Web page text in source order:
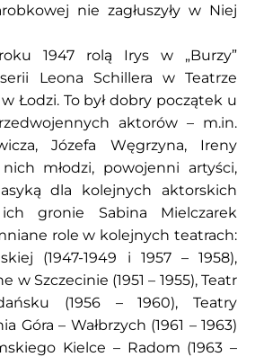
nie zagłuszyły w Niej
1947 rolą Irys w „Burzy”
Leona Schillera w Teatrze
Łodzi. To był dobry początek u
aktorów – m.in.
Józefa Węgrzyna, Ireny
młodzi, powojenni artyści,
dla kolejnych aktorskich
gronie Sabina Mielczarek
role w kolejnych teatrach:
(1947-1949 i 1957 – 1958),
w Szczecinie (1951 – 1955), Teatr
(1956 – 1960), Teatry
Góra – Wałbrzych (1961 – 1963)
Kielce – Radom (1963 –